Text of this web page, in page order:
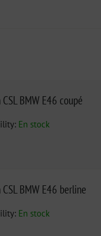
BMW E46 coupé
En stock
BMW E46 berline
En stock